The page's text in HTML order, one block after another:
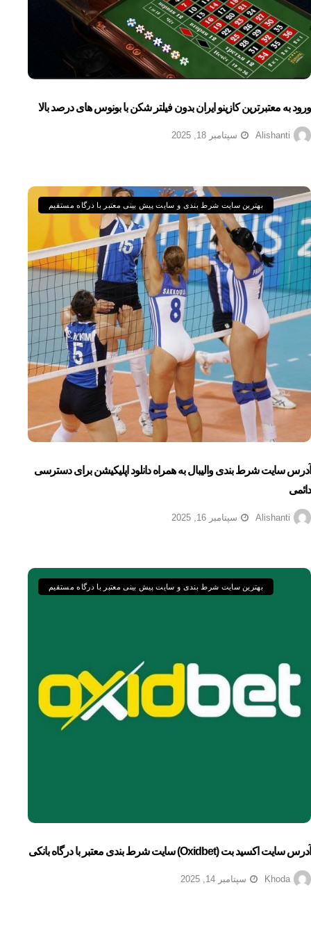
ورود به معتبرترین کازینو ایران بدون فیلتر شکن با بونوس های درصد بالا
Alishanti سپتامبر 18, 2025
بهترین سایت شرط بندی و سایت پیش بینی معتبر با درگاه مستقیم
آدرس سایت شرط بندی والیبال به همراه دانلود اپلیکیشن برای دسترسی
دائمی
Alishanti سپتامبر 16, 2025
بهترین سایت شرط بندی و سایت پیش بینی معتبر با درگاه مستقیم
آدرس سایت اکسید بت (oxidbet) سایت شرط بندی معتبر با درگاه بانکی
Khoda سپتامبر 14, 2025